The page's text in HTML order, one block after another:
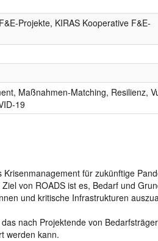
Projekte, KIRAS Kooperative F&E-
Maßnahmen-Matching, Resilienz,
19
für zukünftige
von ROADS ist es, Bedarf und
und kritische Infrastrukturen
nach Projektende von
werden kann.